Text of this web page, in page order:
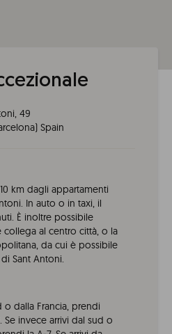
49
) Spain
km dagli appartamenti
In auto o in taxi, il
È inoltre possibile
al centro città, o la
da cui è possibile
Sant Antoni.
dalla Francia, prendi
Se invece arrivi dal sud o